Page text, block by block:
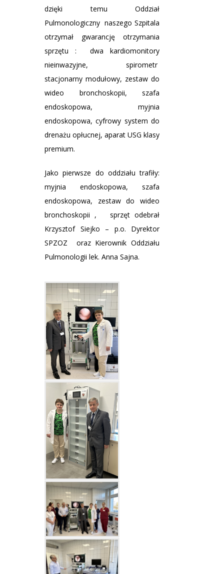
dzięki temu Oddział
Pulmonologiczny naszego Szpitala
otrzymał gwarancję otrzymania
sprzętu : dwa kardiomonitory
nieinwazyjne, spirometr
stacjonarny modułowy, zestaw do
wideo bronchoskopii, szafa
endoskopowa, myjnia
endoskopowa, cyfrowy system do
drenażu opłucnej, aparat USG klasy
premium.
Jako pierwsze do oddziału trafiły:
myjnia endoskopowa, szafa
endoskopowa, zestaw do wideo
bronchoskopii , sprzęt odebrał
Krzysztof Siejko – p.o. Dyrektor
SPZOZ oraz Kierownik Oddziału
Pulmonologii lek. Anna Sajna.